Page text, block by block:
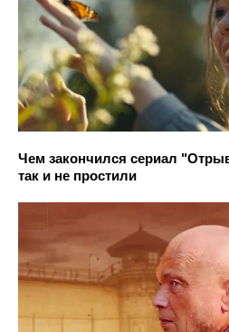
Чем закончился сериал
так и не простили